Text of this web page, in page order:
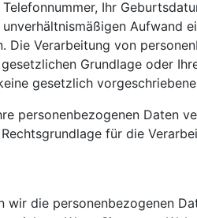
Ihr
Aufwand
Verarbeitung von
Grundlage oder
gesetzlich
personenbezogenen Daten
für die
die personenbezogenen